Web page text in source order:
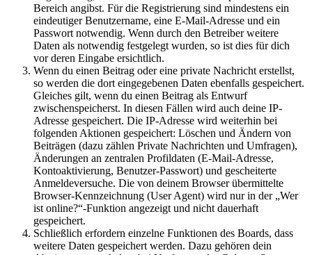
Bereich angibst. Für die Registrierung sind mindestens ein
eindeutiger Benutzername, eine E-Mail-Adresse und ein
Passwort notwendig. Wenn durch den Betreiber weitere
Daten als notwendig festgelegt wurden, so ist dies für dich
vor deren Eingabe ersichtlich.
Wenn du einen Beitrag oder eine private Nachricht erstellst,
so werden die dort eingegebenen Daten ebenfalls gespeichert.
Gleiches gilt, wenn du einen Beitrag als Entwurf
zwischenspeicherst. In diesen Fällen wird auch deine IP-
Adresse gespeichert. Die IP-Adresse wird weiterhin bei
folgenden Aktionen gespeichert: Löschen und Ändern von
Beiträgen (dazu zählen Private Nachrichten und Umfragen),
Änderungen an zentralen Profildaten (E-Mail-Adresse,
Kontoaktivierung, Benutzer-Passwort) und gescheiterte
Anmeldeversuche. Die von deinem Browser übermittelte
Browser-Kennzeichnung (User Agent) wird nur in der „Wer
ist online?“-Funktion angezeigt und nicht dauerhaft
gespeichert.
Schließlich erfordern einzelne Funktionen des Boards, dass
weitere Daten gespeichert werden. Dazu gehören dein